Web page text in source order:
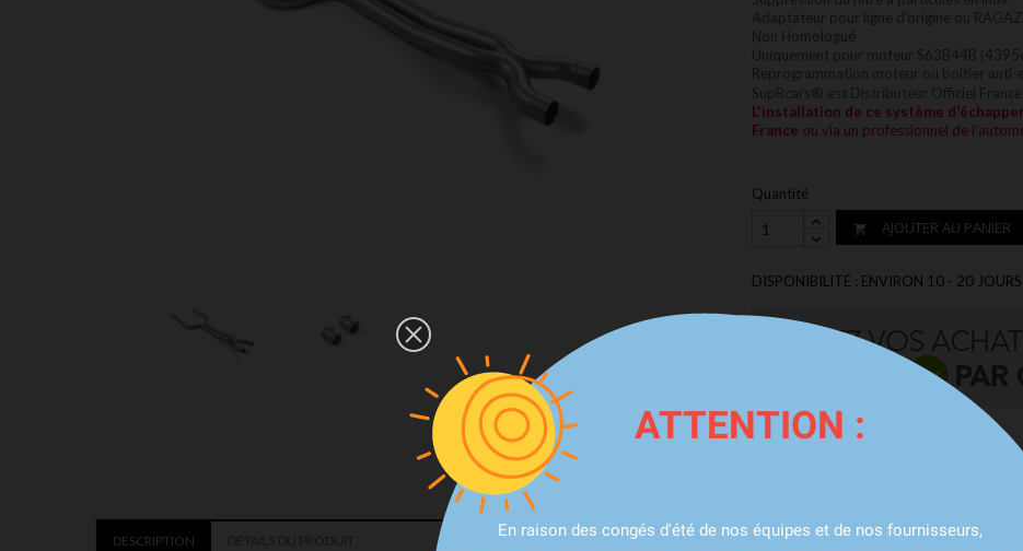
L'installation de ce système
France ou via un professionnel de
Quantité
 AJOUTER AU PANIER
DISPONIBILITÉ : ENVIRON 10 - 20 JOURS
DESCRIPTION
En raison des congés d'été de nos équipes et de nos fournisseurs,
ATTENTION :